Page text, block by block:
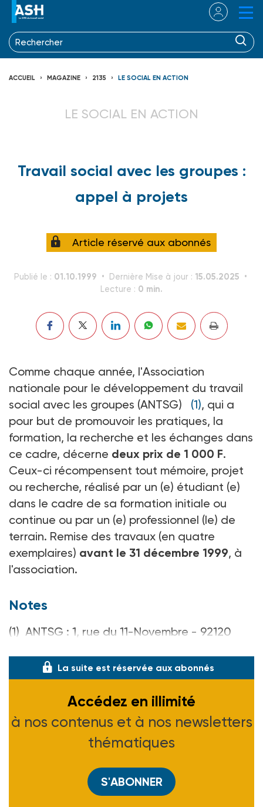
ACCUEIL MAGAZINE 2135 LE SOCIAL EN ACTION
LE SOCIAL EN ACTION
Travail social avec les groupes :
appel à projets
Article réservé aux abonnés
Publié le : 01.10.1999 Dernière Mise à jour : 15.05.2025
Lecture : 0 min.
Comme chaque année, l'Association
nationale pour le développement du travail
social avec les groupes (ANTSG) (1), qui a
pour but de promouvoir les pratiques, la
formation, la recherche et les échanges dans
ce cadre, décerne deux prix de 1 000 F.
Ceux-ci récompensent tout mémoire, projet
ou recherche, réalisé par un (e) étudiant (e)
dans le cadre de sa formation initiale ou
continue ou par un (e) professionnel (le) de
terrain. Remise des travaux (en quatre
exemplaires) avant le 31 décembre 1999, à
l'association.
Notes
(1) ANTSG : 1, rue du 11-Novembre - 92120
La suite est réservée aux abonnés
Accédez en illimité
à nos contenus et à nos newsletters
thématiques
S'ABONNER